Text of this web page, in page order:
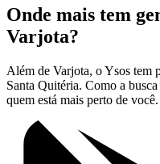
Onde mais tem
Varjota?
Além de Varjota, o Ysos tem
Santa Quitéria. Como a
quem está mais perto de você.